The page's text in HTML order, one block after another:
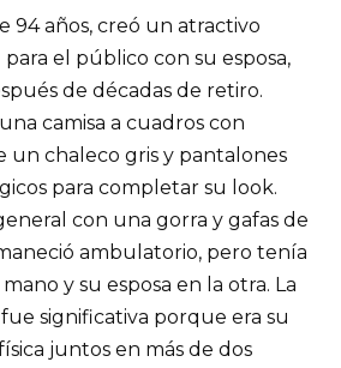
94 años, creó un atractivo
el público con su esposa,
de décadas de retiro.
camisa a cuadros con
un chaleco gris y pantalones
para completar su look.
con una gorra y gafas de
ambulatorio, pero tenía
y su esposa en la otra. La
significativa porque era su
juntos en más de dos